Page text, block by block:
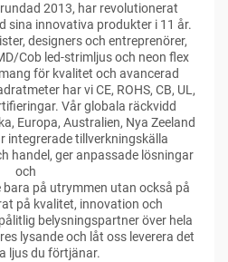
2013, har revolutionerat
sina innovativa produkter i 11 år.
designers och entreprenörer,
Cob led-strimljus och neon flex
för kvalitet och avancerad
har vi CE, ROHS, CB, UL,
Vår globala räckvidd
Europa, Australien, Nya Zeeland
integrerade tillverkningskälla
handel, ger anpassade lösningar
och
bara på utrymmen utan också på
på kvalitet, innovation och
belysningspartner över hela
lysande och låt oss leverera det
ljus du förtjänar.